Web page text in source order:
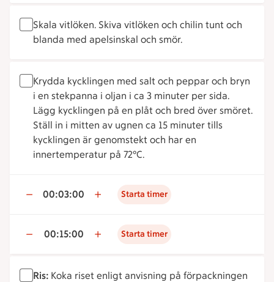
Skala vitlöken. Skiva vitlöken och chilin tunt och
blanda med apelsinskal och smör.
Krydda kycklingen med salt och peppar och bryn
i en stekpanna i oljan i ca 3 minuter per sida.
Lägg kycklingen på en plåt och bred över smöret.
Ställ in i mitten av ugnen ca 15 minuter tills
kycklingen är genomstekt och har en
innertemperatur på 72°C.
00:03:00 Starta timer
00:15:00 Starta timer
Ris: Koka riset enligt anvisning på förpackningen